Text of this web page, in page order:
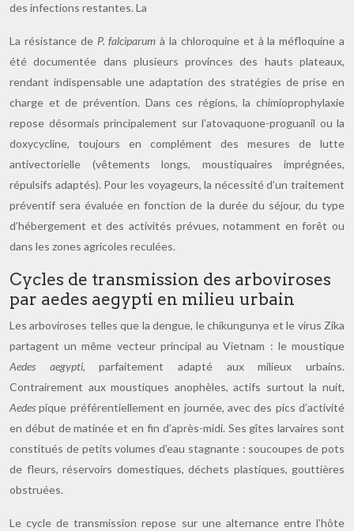
des infections restantes. La
La résistance de P. falciparum à la chloroquine et à la méfloquine a
été documentée dans plusieurs provinces des hauts plateaux,
rendant indispensable une adaptation des stratégies de prise en
charge et de prévention. Dans ces régions, la chimioprophylaxie
repose désormais principalement sur l’atovaquone-proguanil ou la
doxycycline, toujours en complément des mesures de lutte
antivectorielle (vêtements longs, moustiquaires imprégnées,
répulsifs adaptés). Pour les voyageurs, la nécessité d’un traitement
préventif sera évaluée en fonction de la durée du séjour, du type
d’hébergement et des activités prévues, notamment en forêt ou
dans les zones agricoles reculées.
Cycles de transmission des arboviroses
par aedes aegypti en milieu urbain
Les arboviroses telles que la dengue, le chikungunya et le virus Zika
partagent un même vecteur principal au Vietnam : le moustique
Aedes aegypti, parfaitement adapté aux milieux urbains.
Contrairement aux moustiques anophèles, actifs surtout la nuit,
Aedes pique préférentiellement en journée, avec des pics d’activité
en début de matinée et en fin d’après-midi. Ses gîtes larvaires sont
constitués de petits volumes d’eau stagnante : soucoupes de pots
de fleurs, réservoirs domestiques, déchets plastiques, gouttières
obstruées.
Le cycle de transmission repose sur une alternance entre l’hôte